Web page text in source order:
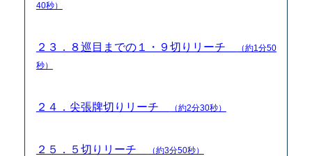
40秒）
２３．８巡目までの１・９切りリーチ
（約1分50
秒）
２４．尖張牌切りリーチ （約2分30秒）
２５．５切りリーチ （約3分50秒）